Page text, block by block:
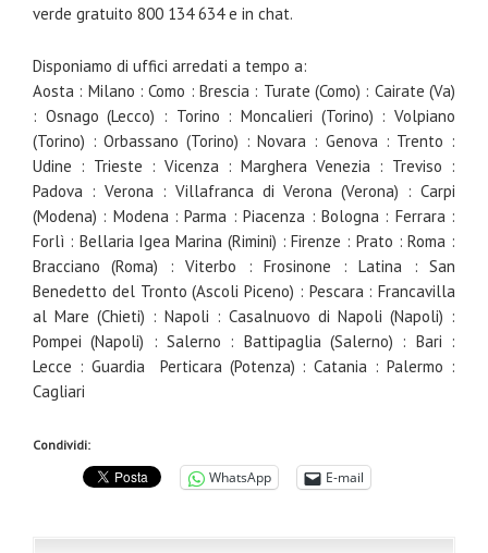
verde gratuito 800 134 634 e in chat.
Disponiamo di uffici arredati a tempo a:
Aosta : Milano : Como : Brescia : Turate (Como) : Cairate (Va)
: Osnago (Lecco) : Torino : Moncalieri (Torino) : Volpiano
(Torino) : Orbassano (Torino) : Novara : Genova : Trento :
Udine : Trieste : Vicenza : Marghera Venezia : Treviso :
Padova : Verona : Villafranca di Verona (Verona) : Carpi
(Modena) : Modena : Parma : Piacenza : Bologna : Ferrara :
Forlì : Bellaria Igea Marina (Rimini) : Firenze : Prato : Roma :
Bracciano (Roma) : Viterbo : Frosinone : Latina : San
Benedetto del Tronto (Ascoli Piceno) : Pescara : Francavilla
al Mare (Chieti) : Napoli : Casalnuovo di Napoli (Napoli) :
Pompei (Napoli) : Salerno : Battipaglia (Salerno) : Bari :
Lecce : Guardia Perticara (Potenza) : Catania : Palermo :
Cagliari
Condividi:
WhatsApp E-mail